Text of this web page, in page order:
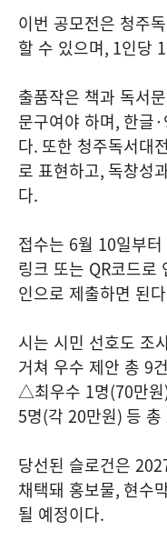
이번 공모전은 청주
할 수 있으며, 1인당 1
출품작은 책과 독서
문구여야 하며, 한글·
다. 또한 청주독서대
로 표현하고, 독창성
다.
접수는 6월 10일부터
링크 또는 QR코드로
인으로 제출하면 된다
시는 시민 선호도 조
거쳐 우수 제안 총 9
△최우수 1명(70만원
5명(각 20만원) 등 총
당선된 슬로건은
채택돼 홍보물, 현수
될 예정이다.